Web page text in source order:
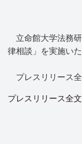
立命館大学法務
律相談」を実施いた
プレスリリース全
プレスリリース全文